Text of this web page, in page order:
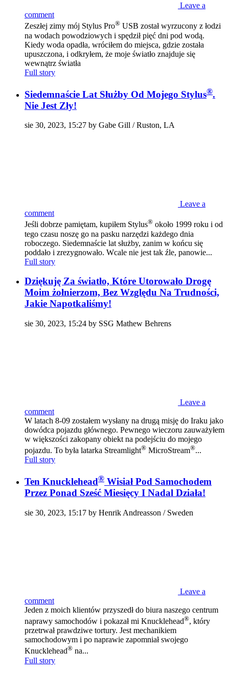
Leave a
comment
Zeszłej zimy mój Stylus Pro® USB został wyrzucony z łodzi
na wodach powodziowych i spędził pięć dni pod wodą.
Kiedy woda opadła, wróciłem do miejsca, gdzie została
upuszczona, i odkryłem, że moje światło znajduje się
wewnątrz światła
Full story
Siedemnaście Lat Służby Od Mojego Stylus®.
Nie Jest Zły!
sie 30, 2023, 15:27 by Gabe Gill / Ruston, LA
Leave a
comment
Jeśli dobrze pamiętam, kupiłem Stylus® około 1999 roku i od
tego czasu noszę go na pasku narzędzi każdego dnia
roboczego. Siedemnaście lat służby, zanim w końcu się
poddało i zrezygnowało. Wcale nie jest tak źle, panowie...
Full story
Dziękuję Za światło, Które Utorowało Drogę
Moim żołnierzom, Bez Względu Na Trudności,
Jakie Napotkaliśmy!
sie 30, 2023, 15:24 by SSG Mathew Behrens
Leave a
comment
W latach 8-09 zostałem wysłany na drugą misję do Iraku jako
dowódca pojazdu głównego. Pewnego wieczoru zauważyłem
w większości zakopany obiekt na podejściu do mojego
pojazdu. To była latarka Streamlight® MicroStream®...
Full story
Ten Knucklehead® Wisiał Pod Samochodem
Przez Ponad Sześć Miesięcy I Nadal Działa!
sie 30, 2023, 15:17 by Henrik Andreasson / Sweden
Leave a
comment
Jeden z moich klientów przyszedł do biura naszego centrum
naprawy samochodów i pokazał mi Knucklehead®, który
przetrwał prawdziwe tortury. Jest mechanikiem
samochodowym i po naprawie zapomniał swojego
Knucklehead® na...
Full story